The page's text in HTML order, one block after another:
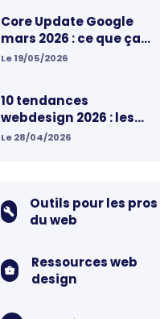
Core Update Google
mars 2026 : ce que ça
change pour votre site
Le 19/05/2026
10 tendances
webdesign 2026 : les
nouvelles règles qui
Le 28/04/2026
Outils pour les pros
du web
Ressources web
design